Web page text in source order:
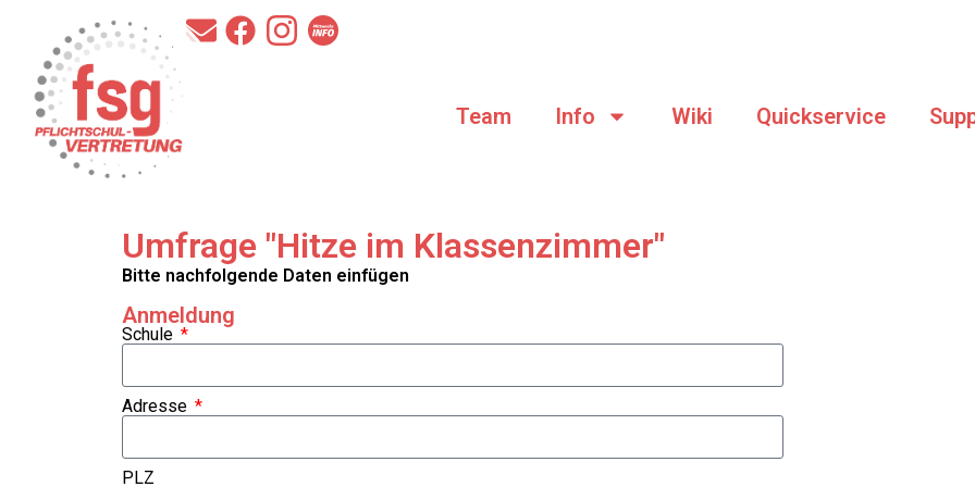
Team Info Wiki Quickservice
Umfrage "Hitze im Klassenzimmer"
Bitte nachfolgende Daten einfügen
Anmeldung
Schule
Adresse
PLZ